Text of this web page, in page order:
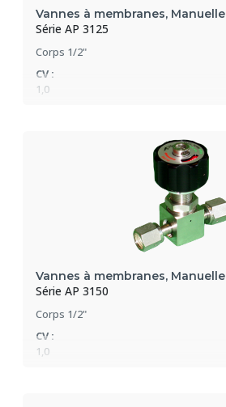
Vannes à membranes, Manuelle
Série AP 3125
Corps 1/2"
CV :
1,0
Vannes à membranes, Manuelle
Série AP 3150
Corps 1/2"
CV :
1,0